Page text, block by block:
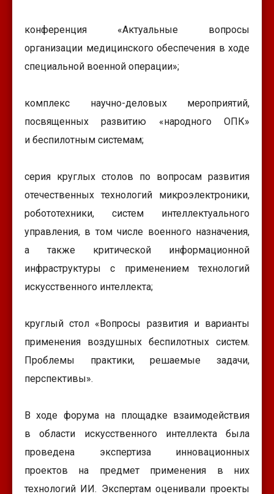
конференция «Актуальные вопросы
организации медицинского обеспечения в ходе
специальной военной операции»;
комплекс научно-деловых мероприятий,
посвященных развитию «народного ОПК»
и беспилотным системам;
серия круглых столов по вопросам развития
отечественных технологий микроэлектроники,
робототехники, систем интеллектуального
управления, в том числе военного назначения,
а также критической информационной
инфраструктуры с применением технологий
искусственного интеллекта;
круглый стол «Вопросы развития и варианты
применения воздушных беспилотных систем.
Проблемы практики, решаемые задачи,
перспективы».
В ходе форума на площадке взаимодействия
в области искусственного интеллекта была
проведена экспертиза инновационных
проектов на предмет применения в них
технологий ИИ. Экспертам оценивали проекты